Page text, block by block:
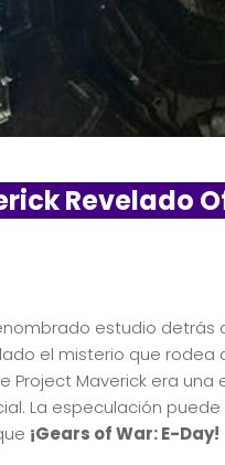
Revelado
estudio detrás
el misterio que rodea
Project Maverick era
La especulación
¡Gears of War: E-Day!